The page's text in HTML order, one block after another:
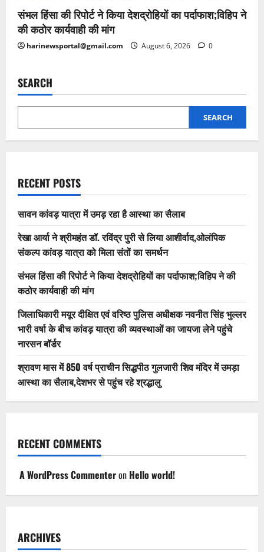
संभल हिंसा की रिपोर्ट ने किया देशद्रोहियों का पर्दाफाश;विहिप ने
की कठोर कार्यवाही की मांग
harinewsportal@gmail.com August 6, 2026 0
SEARCH
SEARCH
RECENT POSTS
सावन कांवड़ यात्रा में उमड़ रहा है आस्था का सैलाब
रेखा आर्या ने श्रीमहंत डॉ. रविंद्र पुरी से लिया आशीर्वाद,ओलंपिक
संकल्प कांवड़ यात्रा को मिला संतों का समर्थन
संभल हिंसा की रिपोर्ट ने किया देशद्रोहियों का पर्दाफाश;विहिप ने की
कठोर कार्यवाही की मांग
जिलाधिकारी मयूर दीक्षित एवं वरिष्ठ पुलिस अधीक्षक नवनीत सिंह भुल्लर
भारी वर्षा के बीच कांवड़ यात्रा की व्यवस्थाओं का जायजा लेने पहुंचे
नारसन बॉर्डर
श्रावण मास में 850 वर्ष प्राचीन सिद्धपीठ गुलजारी शिव मंदिर में उमड़ा
आस्था का सैलाब,देशभर से पहुंच रहे श्रद्धालु
RECENT COMMENTS
A WordPress Commenteron Hello world!
ARCHIVES